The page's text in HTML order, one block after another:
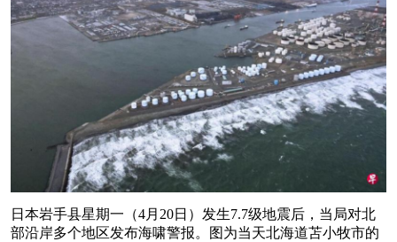
日本岩手县星期一（4月20日）发生7.7级地震后，当局对北
部沿岸多个地区发布海啸警报。图为当天北海道苫小牧市的